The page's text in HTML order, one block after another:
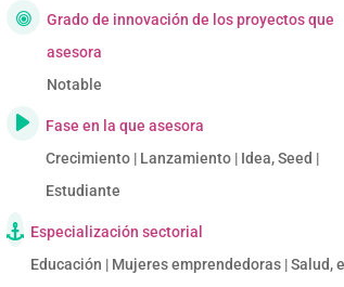
Grado de innovación de los proyectos que
asesora
Notable
Fase en la que asesora
Crecimiento | Lanzamiento | Idea, Seed |
Estudiante
Especialización sectorial
Educación | Mujeres emprendedoras | Salud,